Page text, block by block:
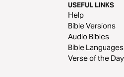
USEFUL LINKS
Help
Bible Versions
Audio Bibles
Bible Languages
Verse of the Day